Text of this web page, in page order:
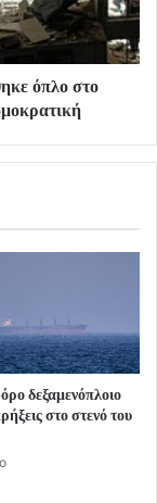
όπλο στο
δεξαμενόπλοιο
στο στενό του